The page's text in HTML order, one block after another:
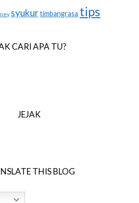
syukur timbangrasa tips
CARI APA TU?
JEJAK
THIS BLOG